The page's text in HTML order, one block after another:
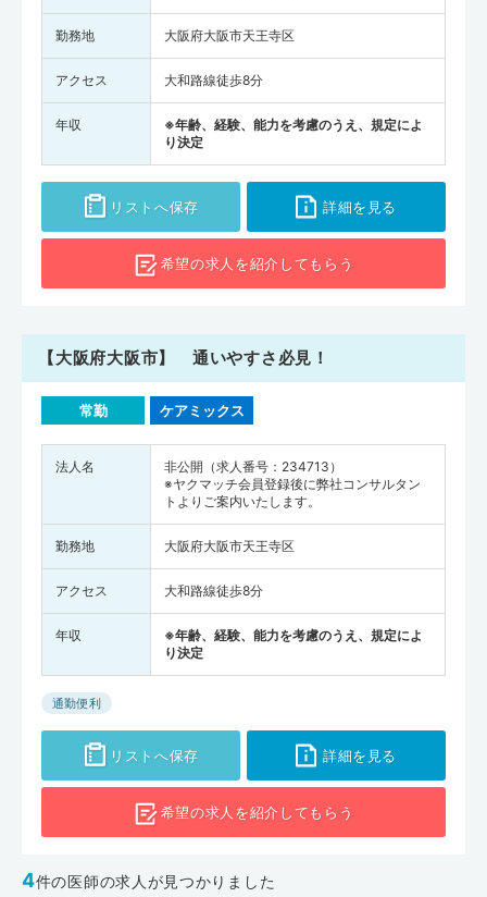
勤務地 大阪府大阪市天王寺区
アクセス 大和路線徒歩8分
年収
※年齢、経験、能力を考慮のうえ、規定によ
り決定
リストへ保存 詳細を見る
希望の求人を紹介してもらう
【大阪府大阪市】 通いやすさ必見！
常勤 ケアミックス
法人名
非公開（求人番号：234713）
※ヤクマッチ会員登録後に弊社コンサルタン
トよりご案内いたします。
勤務地 大阪府大阪市天王寺区
アクセス 大和路線徒歩8分
年収
※年齢、経験、能力を考慮のうえ、規定によ
り決定
通勤便利
リストへ保存 詳細を見る
希望の求人を紹介してもらう
4件の医師の求人が見つかりました